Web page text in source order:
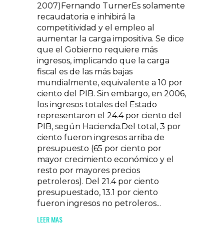
2007)Fernando TurnerEs solamente
recaudatoria e inhibirá la
competitividad y el empleo al
aumentar la carga impositiva. Se dice
que el Gobierno requiere más
ingresos, implicando que la carga
fiscal es de las más bajas
mundialmente, equivalente a 10 por
ciento del PIB. Sin embargo, en 2006,
los ingresos totales del Estado
representaron el 24.4 por ciento del
PIB, según Hacienda.Del total, 3 por
ciento fueron ingresos arriba de
presupuesto (65 por ciento por
mayor crecimiento económico y el
resto por mayores precios
petroleros). Del 21.4 por ciento
presupuestado, 13.1 por ciento
fueron ingresos no petroleros...
LEER MAS